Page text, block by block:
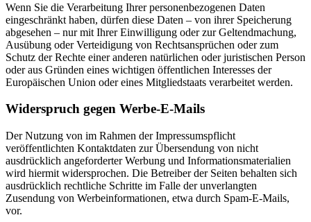
Wenn Sie die Verarbeitung Ihrer personenbezogenen Daten
eingeschränkt haben, dürfen diese Daten – von ihrer Speicherung
abgesehen – nur mit Ihrer Einwilligung oder zur Geltendmachung,
Ausübung oder Verteidigung von Rechtsansprüchen oder zum
Schutz der Rechte einer anderen natürlichen oder juristischen Person
oder aus Gründen eines wichtigen öffentlichen Interesses der
Europäischen Union oder eines Mitgliedstaats verarbeitet werden.
Widerspruch gegen Werbe-E-Mails
Der Nutzung von im Rahmen der Impressumspflicht
veröffentlichten Kontaktdaten zur Übersendung von nicht
ausdrücklich angeforderter Werbung und Informationsmaterialien
wird hiermit widersprochen. Die Betreiber der Seiten behalten sich
ausdrücklich rechtliche Schritte im Falle der unverlangten
Zusendung von Werbeinformationen, etwa durch Spam-E-Mails,
vor.